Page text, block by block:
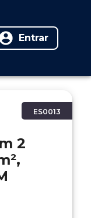
Entrar
ES0013
2